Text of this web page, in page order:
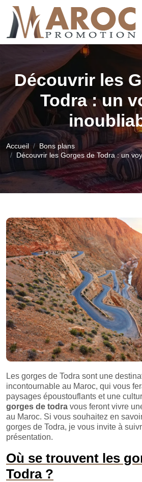
Découvrir les
Todra : un
Accueil
Bons plans
Découvrir les Gorges de Todra : un
Les gorges de Todra sont une
incontournable au Maroc, qui vous
paysages époustouflants et une
gorges de todra vous feront vivre
au Maroc. Si vous souhaitez en
gorges de Todra, je vous invite à
présentation.
Où se trouvent les
Todra ?